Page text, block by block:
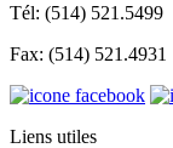
Tél: (514) 521.5499
Fax: (514) 521.4931
Liens utiles